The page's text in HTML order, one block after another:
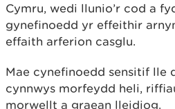
Cymru, wedi llunio’r cod a
gynefinoedd yr effeithir
effaith arferion casglu.
Mae cynefinoedd sensitif lle
cynnwys morfeydd heli,
morwellt a graean lleidiog.